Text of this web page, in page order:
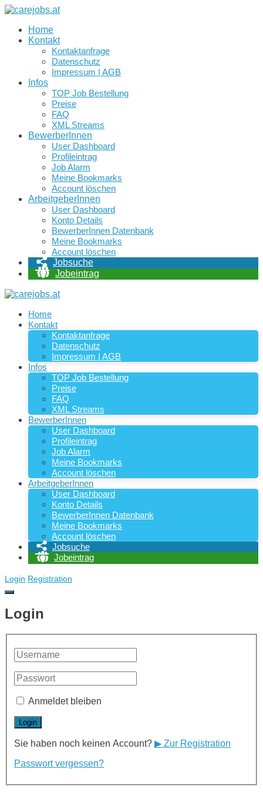
Home
Kontakt
Kontaktanfrage
Datenschutz
Impressum | AGB
Infos
TOP Job Bestellung
Preise
FAQ
XML Streams
BewerberInnen
User Dashboard
Profileintrag
Job Alarm
Meine Bookmarks
Account löschen
ArbeitgeberInnen
User Dashboard
Konto Details
BewerberInnen Datenbank
Meine Bookmarks
Account löschen
Jobsuche
Jobeintrag
Home
Kontakt
Kontaktanfrage
Datenschutz
Impressum | AGB
Infos
TOP Job Bestellung
Preise
FAQ
XML Streams
BewerberInnen
User Dashboard
Profileintrag
Job Alarm
Meine Bookmarks
Account löschen
ArbeitgeberInnen
User Dashboard
Konto Details
BewerberInnen Datenbank
Meine Bookmarks
Account löschen
Jobsuche
Jobeintrag
Login Registration
Login
Anmeldet bleiben
Sie haben noch keinen Account? ▶ Zur Registration
Passwort vergessen?